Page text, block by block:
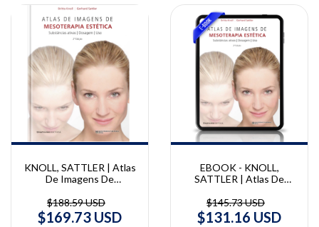
KNOLL, SATTLER | Atlas
De Imagens De
Britta Knoll e Gerhard
Sattler
$188.59 USD
$169.73 USD
EBOOK - KNOLL,
SATTLER | Atlas De
Estética | Britta Knoll e
Gerhard Sattler
$145.73 USD
$131.16 USD